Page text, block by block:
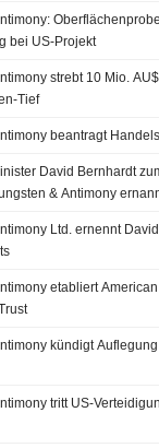
bei US-Projekt
strebt 10 Mio.
Tief
beantragt
David Bernhardt
& Antimony
Ltd. ernennt
etabliert
kündigt
tritt US-